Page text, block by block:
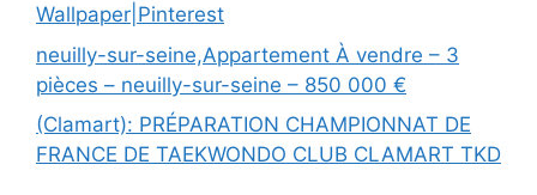
Wallpaper|Pinterest
neuilly-sur-seine,Appartement À vendre – 3
pièces – neuilly-sur-seine – 850 000 €
(Clamart): PRÉPARATION CHAMPIONNAT DE
FRANCE DE TAEKWONDO CLUB CLAMART TKD